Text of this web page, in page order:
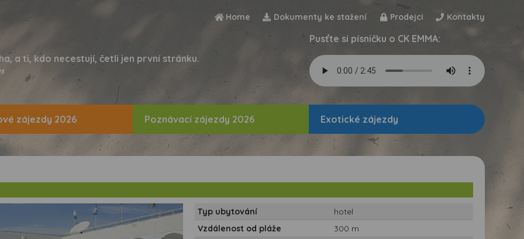
Home Dokumenty ke stažení Prodejci Kontakty
a ti, kdo necestují, četli jen první stránku.
Pusťte si písničku o CK EMMA:
zájezdy 2026 Poznávací zájezdy 2026 Exotické zájezdy
Typ ubytování
hotel
Vzdálenost od pláže
300 m